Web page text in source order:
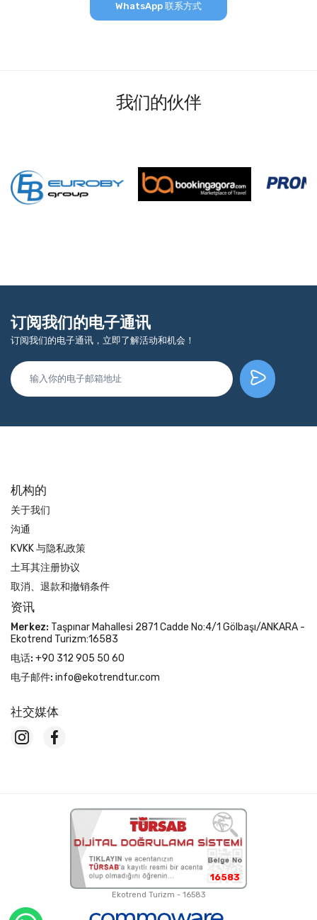
WhatsApp 联系方式
我们的伙伴
订阅我们的电子通讯
订阅我们的电子通讯，立即了解活动和机会！
机构的
关于我们
沟通
KVKK 与隐私政策
土耳其注册协议
取消、退款和撤销条件
资讯
Merkez: Taşpınar Mahallesi 2871 Cadde No:4/1 Gölbaşı/ANKARA -
Ekotrend Turizm:16583
电话: +90 312 905 50 60
电子邮件: info@ekotrendtur.com
社交媒体
16583
Ekotrend Turizm - 16583